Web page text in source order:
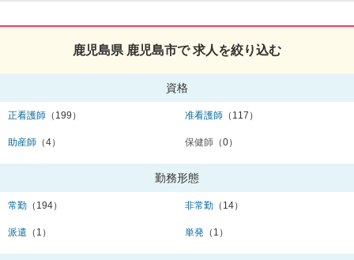
鹿児島県 鹿児島市で 求人を絞り込む
資格
正看護師 （199） 准看護師 （117）
助産師 （4） 保健師 （0）
勤務形態
常勤 （194） 非常勤 （14）
派遣 （1） 単発 （1）